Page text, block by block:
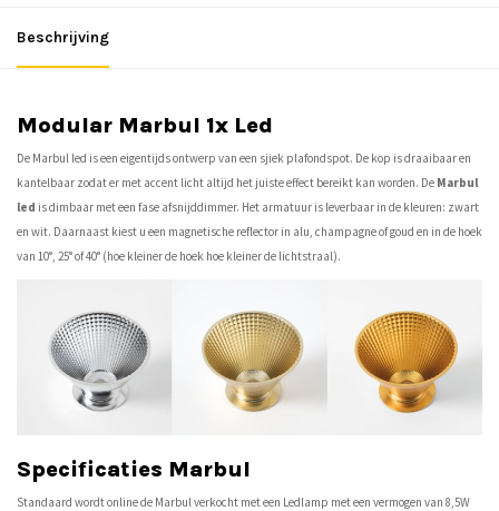
Beschrijving
Modular Marbul 1x Led
De Marbul led is een eigentijds ontwerp van een sjiek plafondspot. De kop is draaibaar en
kantelbaar zodat er met accent licht altijd het juiste effect bereikt kan worden. De Marbul
led is dimbaar met een fase afsnijddimmer. Het armatuur is leverbaar in de kleuren: zwart
en wit. Daarnaast kiest u een magnetische reflector in alu, champagne of goud en in de hoek
van 10°, 25° of 40° (hoe kleiner de hoek hoe kleiner de lichtstraal).
Specificaties Marbul
Standaard wordt online de Marbul verkocht met een Ledlamp met een vermogen van 8,5W